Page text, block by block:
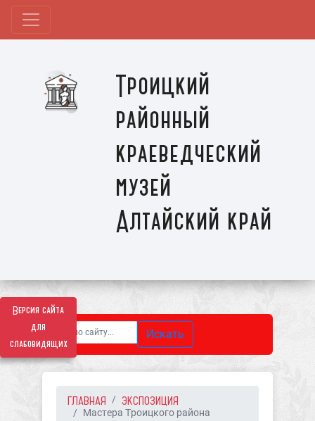
Версия сайта
для
слабовидящих
Троицкий
районный
краеведческий
музей
Алтайский край
Искать
ГЛАВНАЯ ЭКСПОЗИЦИЯ
Мастера Троицкого района